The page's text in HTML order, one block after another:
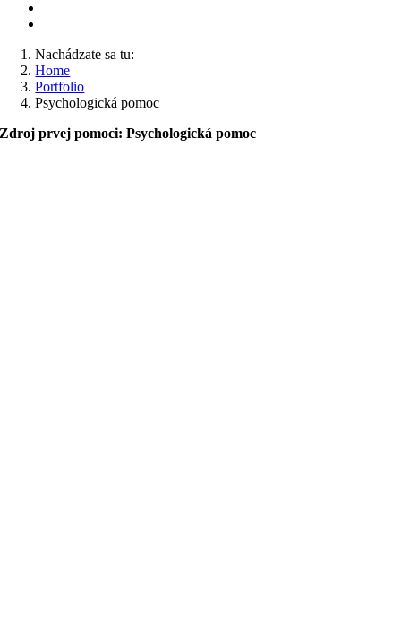
Nachádzate sa tu:
Home
Portfolio
Psychologická pomoc
Zdroj prvej pomoci: Psychologická pomoc